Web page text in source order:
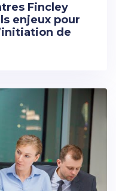
Fincley
enjeux pour
de